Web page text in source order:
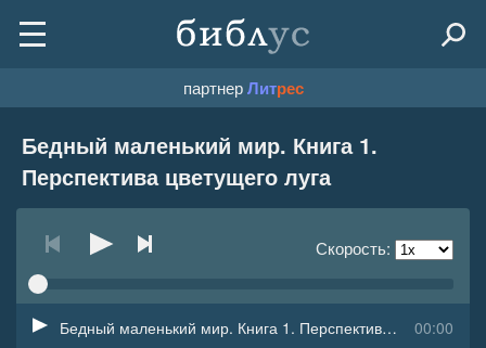
партнерЛитрес
Бедный маленький мир. Книга 1.
Перспектива цветущего луга
Скорость:
00:00
Бедный маленький мир. Книга 1. Перспектива цветущего луга - 0 - Часть 1 Иванна